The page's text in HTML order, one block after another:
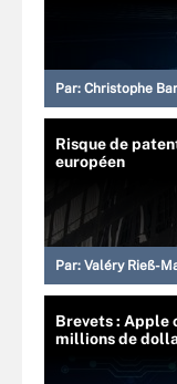
Par: Christophe
Risque de
européen
Par: Valéry Rieß-
Brevets : Apple
millions de